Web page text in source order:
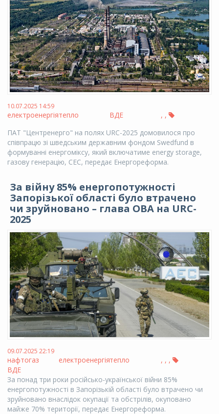
10.07.2025 14:59
електроенергія ,
тепло ,
ВДЕ
ПАТ "Центренерго" на полях URC-2025 домовилося про
співпрацю зі шведським державним фондом Swedfund в
формуванні енергоміксу, який включатиме energy storage,
газову генерацію, СЕС, передає Енергореформа.
За війну 85% енергопотужності
Запорізької області було втрачено
чи зруйновано – глава ОВА на URC-
2025
09.07.2025 22:19
нафтогаз ,
електроенергія ,
тепло
,
ВДЕ
За понад три роки російсько-української війни 85%
енергопотужності в Запорізькій області було втрачено чи
зруйновано внаслідок окупації та обстрілів, окуповано
майже 70% території, передає Енергореформа.